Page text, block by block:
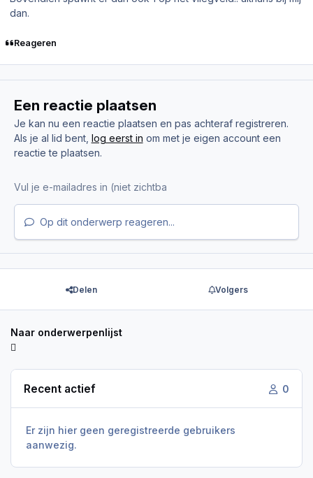
dan.
Reageren
Een reactie plaatsen
Je kan nu een reactie plaatsen en pas achteraf registreren.
Als je al lid bent, log eerst in om met je eigen account een
reactie te plaatsen.
Op dit onderwerp reageren...
Delen Volgers
Naar onderwerpenlijst
Recent actief 0
Er zijn hier geen geregistreerde gebruikers
aanwezig.